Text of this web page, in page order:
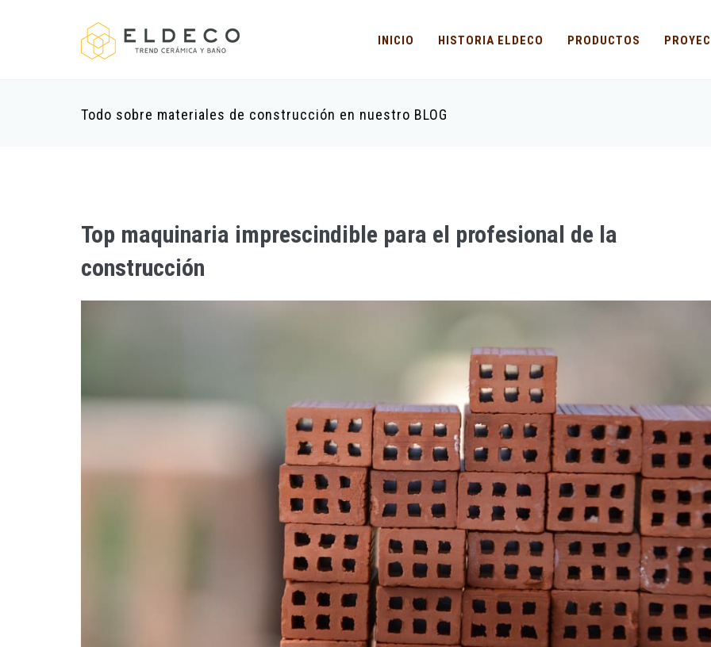
INICIO HISTORIA ELDECO PRODUCTOS
Todo sobre materiales de construcción en nuestro BLOG
Top maquinaria imprescindible para el profesional de la
construcción